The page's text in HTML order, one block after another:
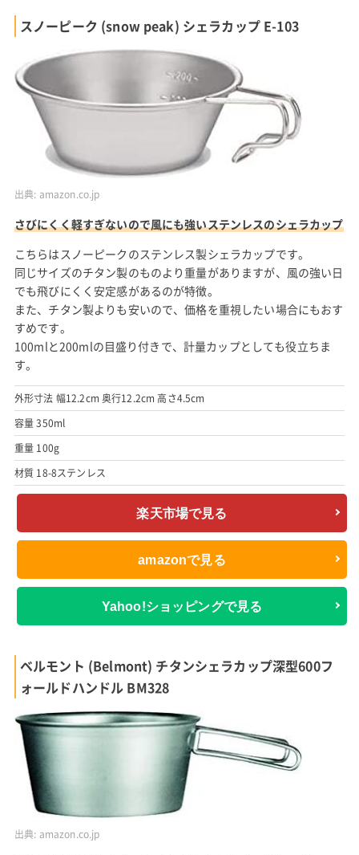
スノーピーク (snow peak) シェラカップ E-103
出典: amazon.co.jp
さびにくく軽すぎないので風にも強いステンレスのシェラカップ
こちらはスノーピークのステンレス製シェラカップです。
同じサイズのチタン製のものより重量がありますが、風の強い日
でも飛びにくく安定感があるのが特徴。
また、チタン製よりも安いので、価格を重視したい場合にもおす
すめです。
100mlと200mlの目盛り付きで、計量カップとしても役立ちま
す。
外形寸法 幅12.2cm 奥行12.2cm 高さ4.5cm
容量 350ml
重量 100g
材質 18-8ステンレス
楽天市場で見る
amazonで見る
Yahoo!ショッピングで見る
ベルモント (Belmont) チタンシェラカップ深型600フ
ォールドハンドル BM328
出典: amazon.co.jp